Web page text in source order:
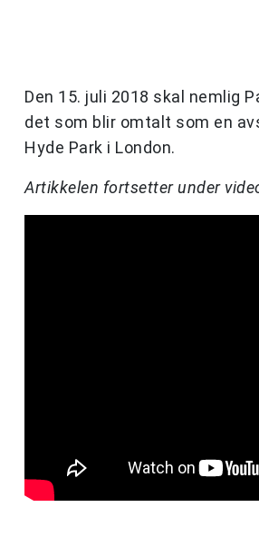
Den 15. juli 2018 skal nemlig
det som blir omtalt som en
Hyde Park i London.
Artikkelen fortsetter under